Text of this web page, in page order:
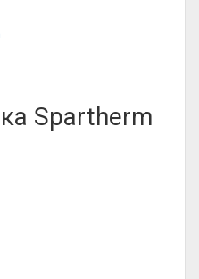
Spartherm